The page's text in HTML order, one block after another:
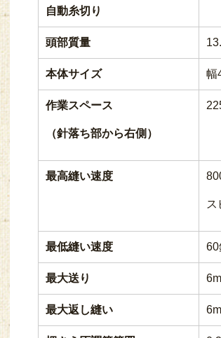
自動糸切り
頭部質量
本体サイズ 幅
作業スペース
（針落ち部から右側）
最高縫い速度
ス
最低縫い速度 60
最大送り
最大返し縫い